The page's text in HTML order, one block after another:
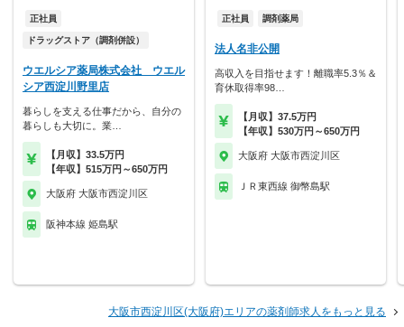
正社員
ドラッグストア（調剤併設）
ウエルシア薬局株式会社 ウエル
シア西淀川野里店
暮らしを支える仕事だから、自分の
暮らしも大切に。業…
【月収】33.5万円
【年収】515万円～650万円
大阪府 大阪市西淀川区
阪神本線 姫島駅
正社員 調剤薬局
法人名非公開
高収入を目指せます！離職率5.3％＆
育休取得率98…
【月収】37.5万円
【年収】530万円～650万円
大阪府 大阪市西淀川区
ＪＲ東西線 御幣島駅
大阪市西淀川区(大阪府)エリアの薬剤師求人をもっと見る